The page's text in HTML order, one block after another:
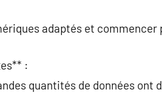
adaptés et commencer
:
quantités de données ont